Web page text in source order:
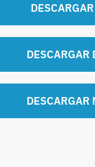
DESCARGAR
DESCARGAR